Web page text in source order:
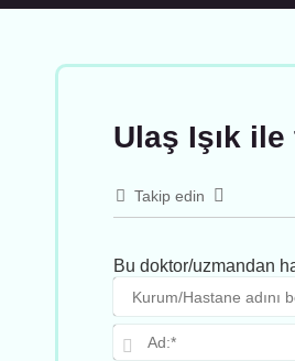
Ulaş Işık
Takip edin
Bu doktor/uzmandan